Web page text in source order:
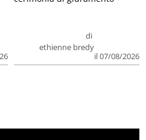
di
ethienne bredy
il 07/08/2026